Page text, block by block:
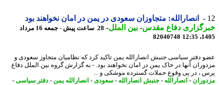
انصارالله: متجاوزان سعودی در یمن در امان نخواهند بود
دفاع مقدس-بین الملل-
28 ساعت پیش - جمعه 16 مرداد
82040748
دفتر سیاسی جنبش انصارالله یمن تاکید کرد که نظامیان متجاوز سعودی و
آنها در خاک یمن در امان نخواهند بود. - به گزارش گروه بین الملل دفاع
، در پی وقوع حملات گسترده موشکی و ...
- انصارالله-جنبش انصارالله-سعودی-انصارالله یمن -دفتر سیاسی-